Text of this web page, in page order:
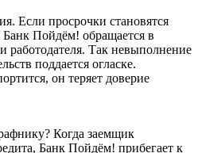
Если просрочки становятся
Банк Пойдём! обращается в
работодателя. Так невыполнение
поддается огласке.
он теряет доверие
Когда заемщик
Банк Пойдём! прибегает к